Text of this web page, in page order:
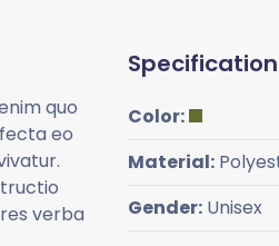
quo
eo
verba
Color:
Material:
Gender: Unisex